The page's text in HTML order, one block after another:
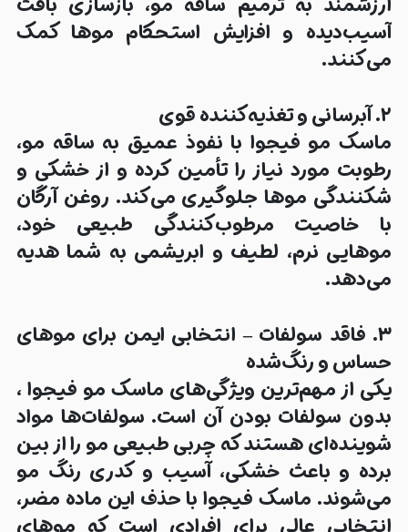
آسیب‌دیده و افزایش استحکام موها کمک
می‌کنند.
۲. آبرسانی و تغذیه‌کننده قوی
ماسک مو فیجوا با نفوذ عمیق به ساقه مو،
رطوبت مورد نیاز را تأمین کرده و از خشکی و
شکنندگی موها جلوگیری می‌کند. روغن آرگان
با خاصیت مرطوب‌کنندگی طبیعی خود،
موهایی نرم، لطیف و ابریشمی به شما هدیه
می‌دهد.
۳. فاقد سولفات – انتخابی ایمن برای موهای
حساس و رنگ‌شده
یکی از مهم‌ترین ویژگی‌های ماسک مو فیجوا ،
بدون سولفات بودن آن است. سولفات‌ها مواد
شوینده‌ای هستند که چربی طبیعی مو را از بین
برده و باعث خشکی، آسیب و کدری رنگ مو
می‌شوند. ماسک فیجوا با حذف این ماده مضر،